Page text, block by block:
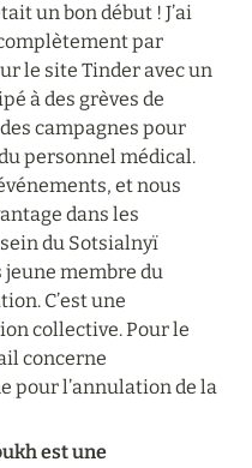
un bon début ! J’ai
par
le site Tinder avec un
à des grèves de
campagnes pour
personnel médical.
et nous
dans les
du Sotsialnyï
jeune membre du
C’est une
collective. Pour le
concerne
pour l’annulation de la
est une